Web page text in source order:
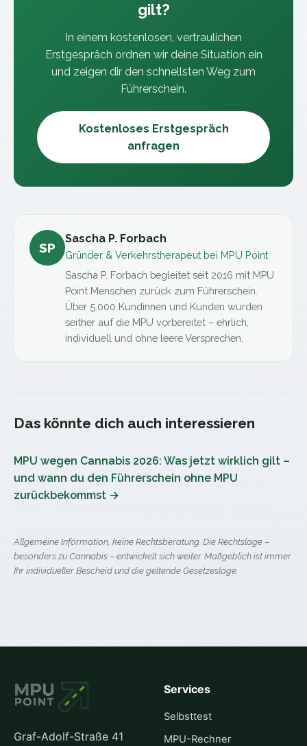
gilt?
In einem kostenlosen, vertraulichen
Erstgespräch ordnen wir deine Situation ein
und zeigen dir den schnellsten Weg zum
Führerschein.
Kostenloses Erstgespräch
anfragen
SP
Sascha P. Forbach
Gründer & Verkehrstherapeut bei MPU Point
Sascha P. Forbach begleitet seit 2016 mit MPU
Point Menschen zurück zum Führerschein.
Über 5.000 Kundinnen und Kunden wurden
seither auf die MPU vorbereitet – ehrlich,
individuell und ohne leere Versprechen.
Das könnte dich auch interessieren
MPU wegen Cannabis 2026: Was jetzt wirklich gilt –
und wann du den Führerschein ohne MPU
zurückbekommst →
Allgemeine Information, keine Rechtsberatung. Die Rechtslage –
besonders zu Cannabis – entwickelt sich weiter. Maßgeblich ist immer
Ihr individueller Bescheid und die geltende Gesetzeslage.
Graf-Adolf-Straße 41
Services
Selbsttest
MPU-Rechner